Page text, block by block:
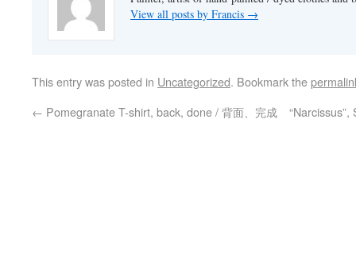
View all posts by Francis →
This entry was posted in Uncategorized. Bookmark the
← Pomegranate T-shirt, back, done / 背面、完成